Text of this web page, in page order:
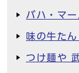
バハ・マ
味の牛た
つけ麺や